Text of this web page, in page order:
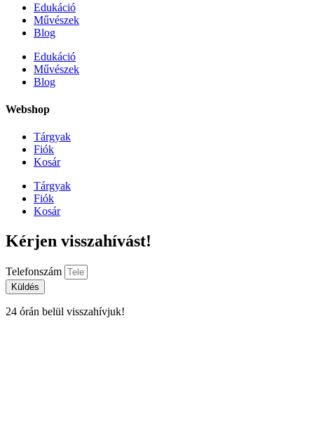
Edukáció
Művészek
Blog
Edukáció
Művészek
Blog
Webshop
Tárgyak
Fiók
Kosár
Tárgyak
Fiók
Kosár
Kérjen visszahívást!
Telefonszám
Küldés
24 órán belül visszahívjuk!